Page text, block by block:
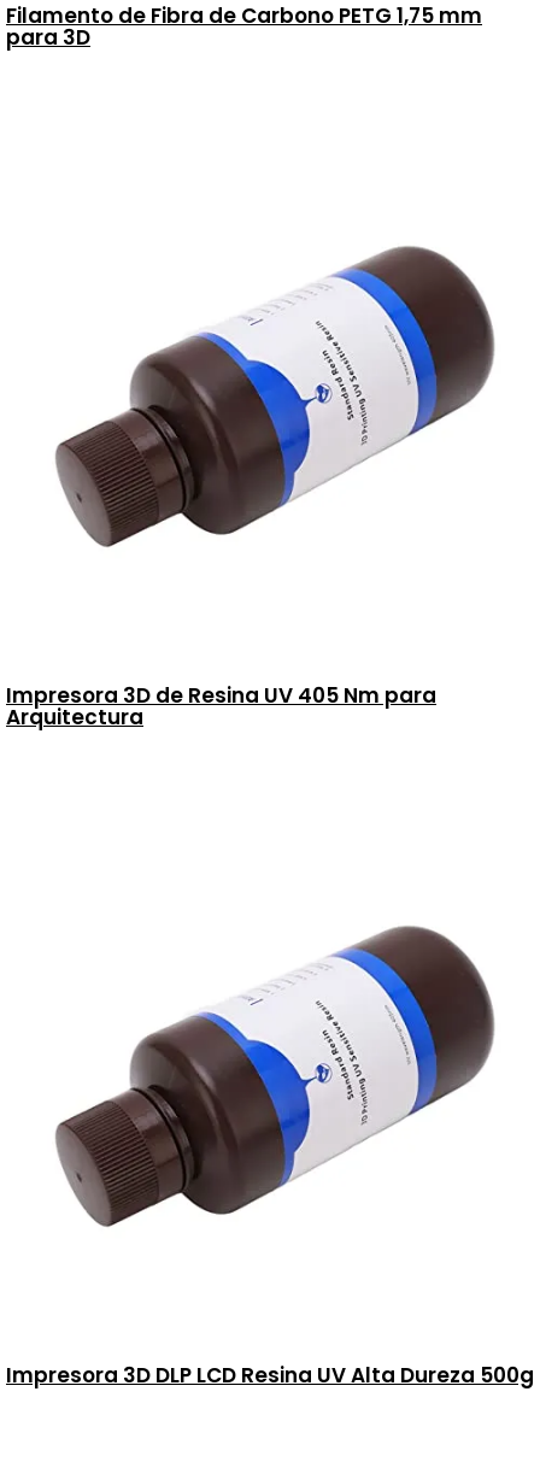
Filamento de Fibra de Carbono PETG 1,75 mm
para 3D
Impresora 3D de Resina UV 405 Nm para
Arquitectura
Impresora 3D DLP LCD Resina UV Alta Dureza 500g